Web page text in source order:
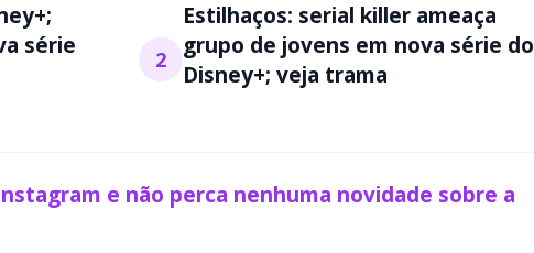
série
2
Estilhaços: serial killer ameaça
grupo de jovens em nova série do
Disney+; veja trama
e não perca nenhuma novidade sobre a